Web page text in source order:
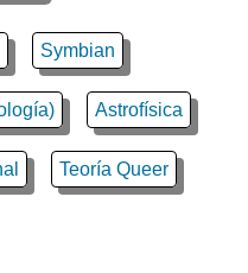
Symbian
Astrofísica
Teoría Queer